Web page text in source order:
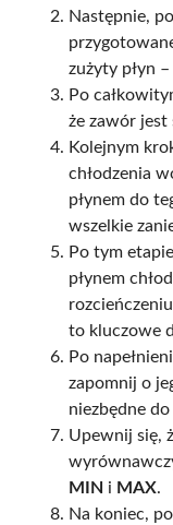
Następnie,
zużyty płyn
Po
że zawór jest
Kolejnym
chłodzenia
płynem do
wszelkie
Po tym
płynem
to kluczowe
Po
zapomnij o
niezbędne
Upewnij się,
MIN i MAX.
Na koniec,